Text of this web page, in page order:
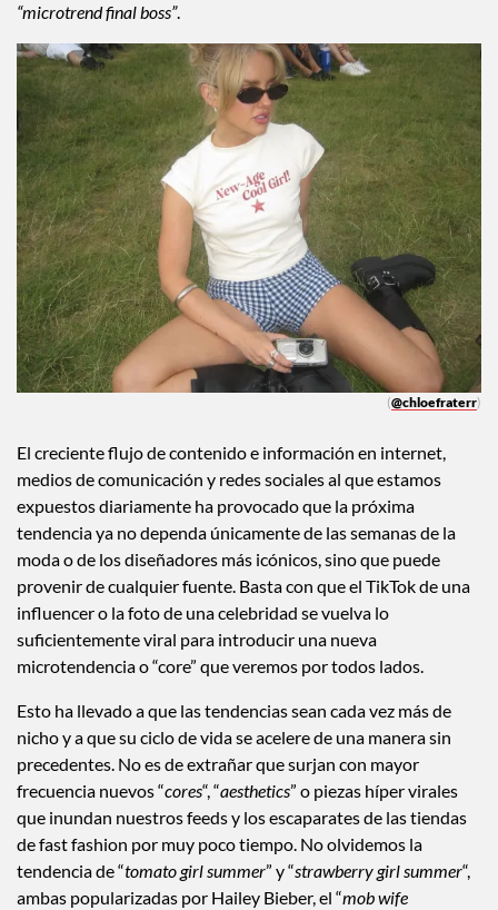
“microtrend final boss”.
(@chloefraterr)
El creciente flujo de contenido e información en internet,
medios de comunicación y redes sociales al que estamos
expuestos diariamente ha provocado que la próxima
tendencia ya no dependa únicamente de las semanas de la
moda o de los diseñadores más icónicos, sino que puede
provenir de cualquier fuente. Basta con que el TikTok de una
influencer o la foto de una celebridad se vuelva lo
suficientemente viral para introducir una nueva
microtendencia o “core” que veremos por todos lados.
Esto ha llevado a que las tendencias sean cada vez más de
nicho y a que su ciclo de vida se acelere de una manera sin
precedentes. No es de extrañar que surjan con mayor
frecuencia nuevos “cores“, “aesthetics” o piezas híper virales
que inundan nuestros feeds y los escaparates de las tiendas
de fast fashion por muy poco tiempo. No olvidemos la
tendencia de “tomato girl summer” y “strawberry girl summer“,
ambas popularizadas por Hailey Bieber, el “mob wife